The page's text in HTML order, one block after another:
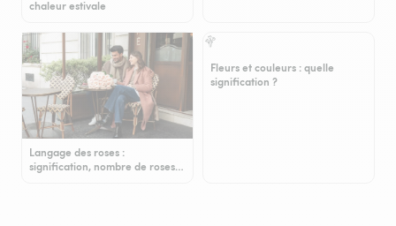
chaleur estivale
Langage des roses :
signification, nombre de roses…
Fleurs et couleurs : quelle
signification ?